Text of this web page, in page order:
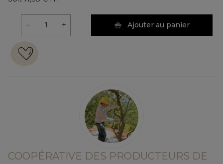
− + Ajouter au panier
COOPÉRATIVE DES PRODUCTEURS DE